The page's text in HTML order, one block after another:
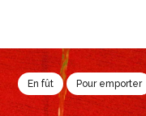
En fût Pour emporter